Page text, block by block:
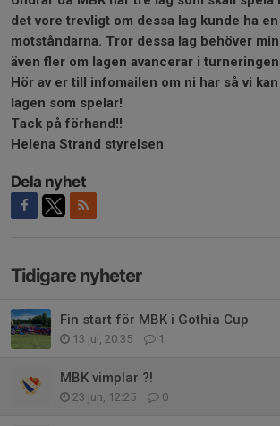
det vore trevligt om dessa lag kunde ha
motståndarna. Tror dessa lag behöver
även fler om lagen avancerar i
Hör av er till infomailen om ni har så vi
lagen som spelar!
Tack på förhand!!
Helena Strand styrelsen
Dela nyhet
Tidigare nyheter
Fin start för MBK i Gothia Cup
13 jul, 20:35 1
MBK vimplar ?!
23 jun, 12:25 0